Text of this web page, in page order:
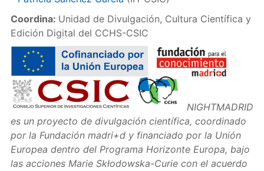
Coordina: Unidad de Divulgación, Cultura Científica y
Edición Digital del CCHS-CSIC
NIGHTMADRID
es un proyecto de divulgación científica, coordinado
por la Fundación madri+d y financiado por la Unión
Europea dentro del Programa Horizonte Europa, bajo
las acciones Marie Skłodowska-Curie con el acuerdo